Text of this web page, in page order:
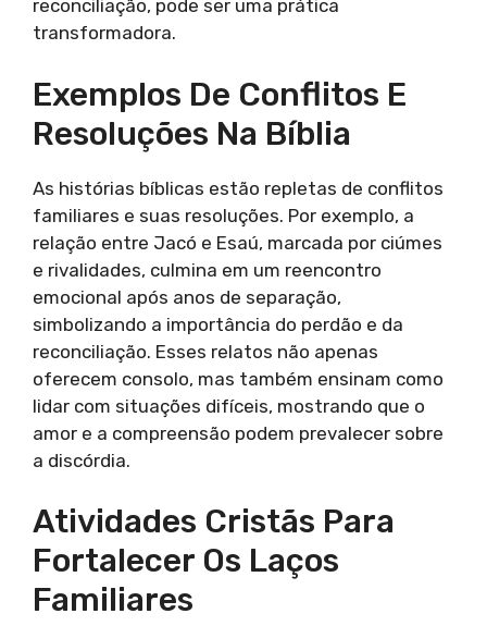
reconciliação, pode ser uma prática
transformadora.
Exemplos De Conflitos E
Resoluções Na Bíblia
As histórias bíblicas estão repletas de conflitos
familiares e suas resoluções. Por exemplo, a
relação entre Jacó e Esaú, marcada por ciúmes
e rivalidades, culmina em um reencontro
emocional após anos de separação,
simbolizando a importância do perdão e da
reconciliação. Esses relatos não apenas
oferecem consolo, mas também ensinam como
lidar com situações difíceis, mostrando que o
amor e a compreensão podem prevalecer sobre
a discórdia.
Atividades Cristãs Para
Fortalecer Os Laços
Familiares